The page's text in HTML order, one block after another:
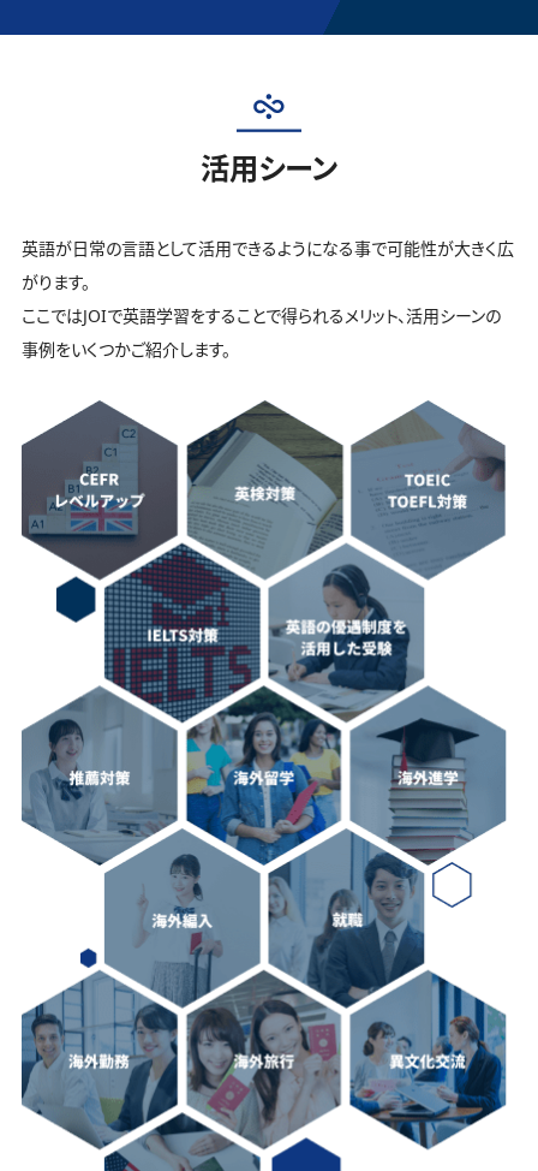
活用シーン
英語が日常の言語として活用できるようになる事で可能性が大きく広
がります。
ここではJOIで英語学習をすることで得られるメリット、活用シーンの
事例をいくつかご紹介します。